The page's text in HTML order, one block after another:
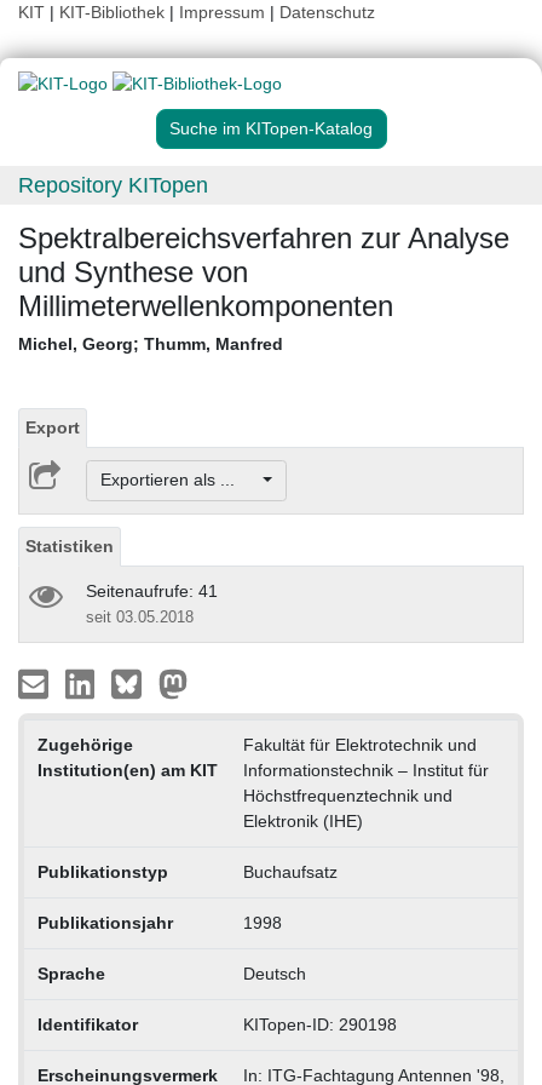
KIT | KIT-Bibliothek | Impressum | Datenschutz
Suche im KITopen-Katalog
Repository KITopen
Spektralbereichsverfahren zur Analyse
und Synthese von
Millimeterwellenkomponenten
Michel, Georg; Thumm, Manfred
Export
Exportieren als ...
Statistiken
Seitenaufrufe: 41
seit 03.05.2018
Zugehörige
Institution(en) am KIT
Fakultät für Elektrotechnik und
Informationstechnik – Institut für
Höchstfrequenztechnik und
Elektronik (IHE)
Publikationstyp Buchaufsatz
Publikationsjahr 1998
Sprache Deutsch
Identifikator KITopen-ID: 290198
Erscheinungsvermerk In: ITG-Fachtagung Antennen '98,